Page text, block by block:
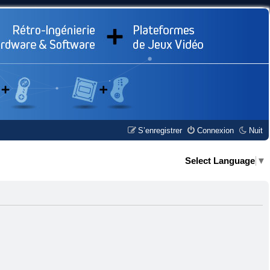
Nuit
Connexion
S’enregistrer
Select Language ▼